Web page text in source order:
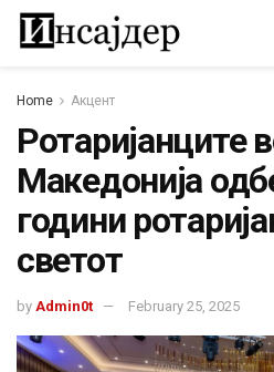
Home Акцент
Ротаријанците
Македонија
години
светот
by Admin0t February 25, 2025